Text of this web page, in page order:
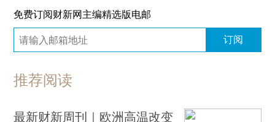
免费订阅财新网主编精选版电邮
订阅
推荐阅读
最新财新周刊｜欧洲高温改变